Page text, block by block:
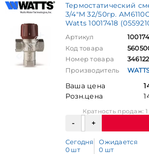
Термостатический
3/4"М 32/50гр.
Watts 10017418
Артикул
Код товара
Номер товара
Производитель
Ваша цена
Розн.цена
Кратность продаж: 1
Сегодня
0 шт
Ожидается
0 шт